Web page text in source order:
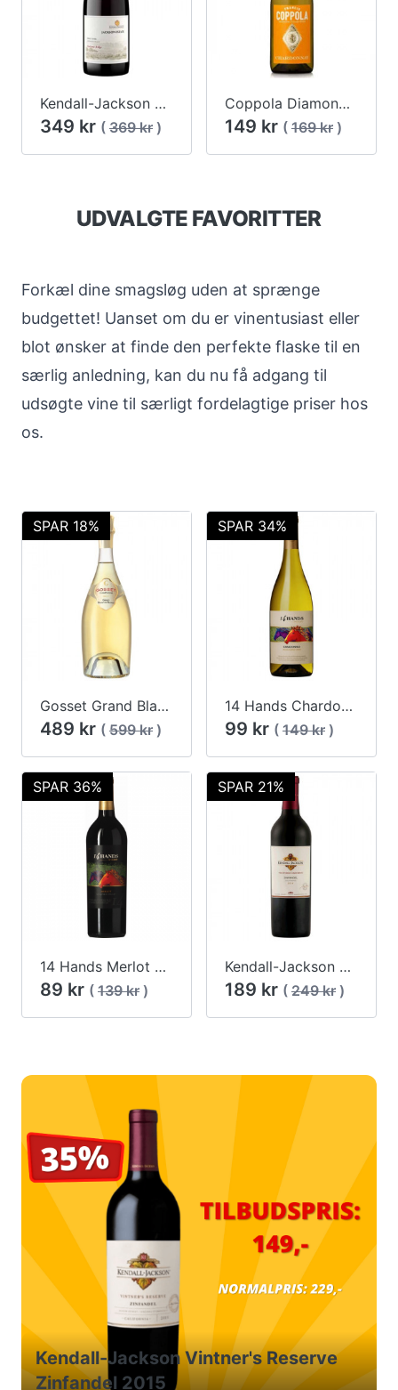
Kendall-Jackson Estates Collection Outland Ridge Pinot Noir 2017
349 kr ( 369 kr )
Coppola Diamond Collection Chardonnay 2018
149 kr ( 169 kr )
UDVALGTE FAVORITTER
Forkæl dine smagsløg uden at sprænge
budgettet! Uanset om du er vinentusiast eller
blot ønsker at finde den perfekte flaske til en
særlig anledning, kan du nu få adgang til
udsøgte vine til særligt fordelagtige priser hos
os.
SPAR 18%
Gosset Grand Blanc de Blancs Brut
489 kr ( 599 kr )
SPAR 34%
14 Hands Chardonnay 2016 Washington State
99 kr ( 149 kr )
SPAR 36%
14 Hands Merlot 2016
89 kr ( 139 kr )
SPAR 21%
Kendall-Jackson Vintner's Reserve Zinfandel 2014
189 kr ( 249 kr )
Kendall-Jackson Vintner's Reserve
Zinfandel 2015